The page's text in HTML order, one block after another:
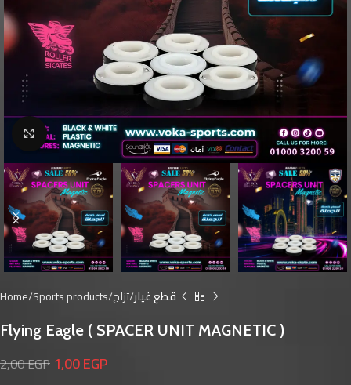
Click to enlarge
Home Sports products تزلج قطع غيار
Flying Eagle ( SPACER UNIT MAGNETIC )
2,00EGP 1,00EGP